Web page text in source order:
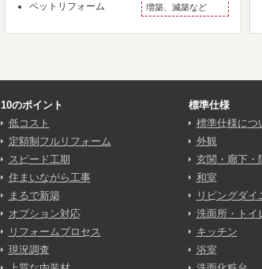
ペットリフォーム
増築、減築など
10のポイント
低コスト
定額制フルリフォーム
スピード工期
住まいながら工事
まるで新築
オプション対応
リフォームプロセス
現況調査
標準仕様
標準仕様につ
外観
玄関・廊下・
和室
リビングダイ
洗面所・トイ
キッチン
浴室